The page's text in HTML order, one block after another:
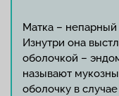
Матка –
Изнутри она
оболочкой –
называют
оболочку в